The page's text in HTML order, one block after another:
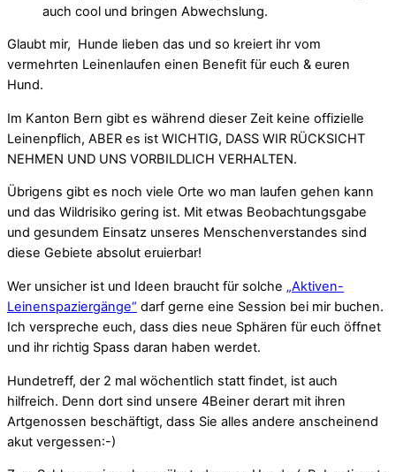
auch cool und bringen Abwechslung.
Glaubt mir, Hunde lieben das und so kreiert ihr vom
vermehrten Leinenlaufen einen Benefit für euch & euren
Hund.
Im Kanton Bern gibt es während dieser Zeit keine offizielle
Leinenpflich, ABER es ist WICHTIG, DASS WIR RÜCKSICHT
NEHMEN UND UNS VORBILDLICH VERHALTEN.
Übrigens gibt es noch viele Orte wo man laufen gehen kann
und das Wildrisiko gering ist. Mit etwas Beobachtungsgabe
und gesundem Einsatz unseres Menschenverstandes sind
diese Gebiete absolut eruierbar!
Wer unsicher ist und Ideen braucht für solche „Aktiven-
Leinenspaziergänge“ darf gerne eine Session bei mir buchen.
Ich verspreche euch, dass dies neue Sphären für euch öffnet
und ihr richtig Spass daran haben werdet.
Hundetreff, der 2 mal wöchentlich statt findet, ist auch
hilfreich. Denn dort sind unsere 4Beiner derart mit ihren
Artgenossen beschäftigt, dass Sie alles andere anscheinend
akut vergessen:-)